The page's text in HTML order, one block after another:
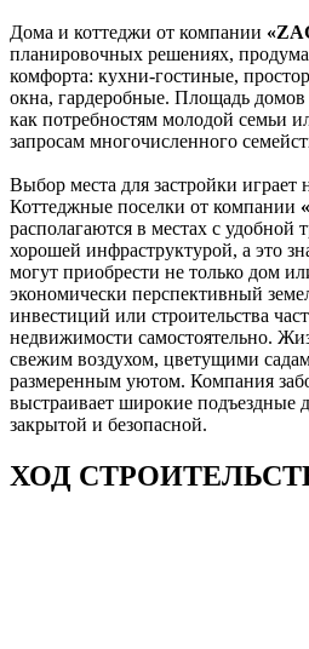
Дома и коттеджи от компании
планировочных решениях,
комфорта: кухни-гостиные,
окна, гардеробные. Площадь домов
как потребностям молодой семьи
запросам многочисленного
Выбор места для застройки
Коттеджные поселки от компании
располагаются в местах с удобной
хорошей инфраструктурой, а это
могут приобрести не только дом
экономически перспективный
инвестиций или строительства
недвижимости самостоятельно.
свежим воздухом, цветущими
размеренным уютом. Компания
выстраивает широкие подъездные
закрытой и безопасной.
ХОД